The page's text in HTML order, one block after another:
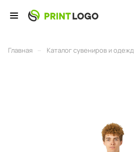
Главная Каталог сувениров и